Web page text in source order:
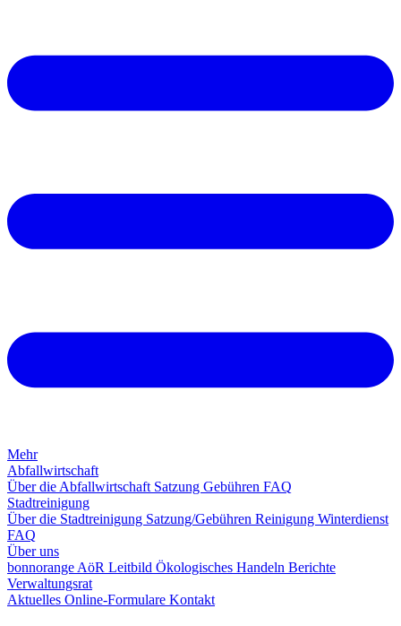
Mehr
Abfallwirtschaft
Über die Abfallwirtschaft Satzung Gebühren FAQ
Stadtreinigung
Über die Stadtreinigung Satzung/Gebühren Reinigung Winterdienst
FAQ
Über uns
bonnorange AöR Leitbild Ökologisches Handeln Berichte
Verwaltungsrat
Aktuelles Online-Formulare Kontakt